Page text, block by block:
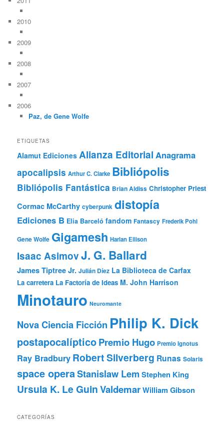
2010
2009
2008
2007
2006
Paz, de Gene Wolfe
ETIQUETAS
Alamut Ediciones Alianza Editorial Anagrama
apocalipsis Arthur C. Clarke Bibliópolis
Bibliópolis Fantástica Brian Aldiss Christopher Priest
Cormac McCarthy cyberpunk distopía
Ediciones B Elia Barceló fandom Fantascy Frederik Pohl
Gene Wolfe Gigamesh Harlan Ellison
Isaac AsimovJ. G. Ballard
James Tiptree Jr. Julián Díez La Biblioteca de Carfax
La carretera La Factoría de Ideas M. John Harrison
Minotauro Neuromante
Nova Ciencia Ficción Philip K. Dick
postapocalípticoPremio Hugo Premio Ignotus
Ray Bradbury Robert Silverberg Runas Solaris
space operaStanislaw Lem Stephen King
Ursula K. Le GuinValdemarWilliam Gibson
CATEGORÍAS